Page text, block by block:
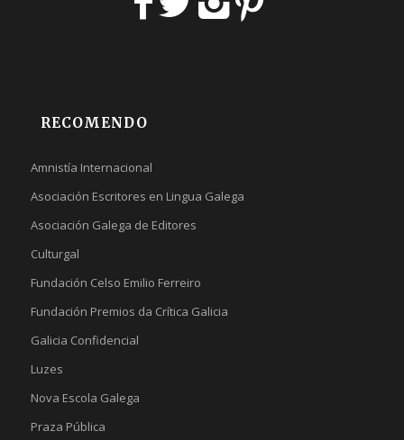
RECOMENDO
Amnistía Internacional
Asociación Escritores en Lingua Galega
Asociación Galega de Editores
Culturgal
Fundación Celso Emilio Ferreiro
Fundación Premios da Crítica Galicia
Galicia Confidencial
Luzes
Nova Escola Galega
Praza Pública